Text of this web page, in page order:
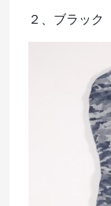
２、ブラック